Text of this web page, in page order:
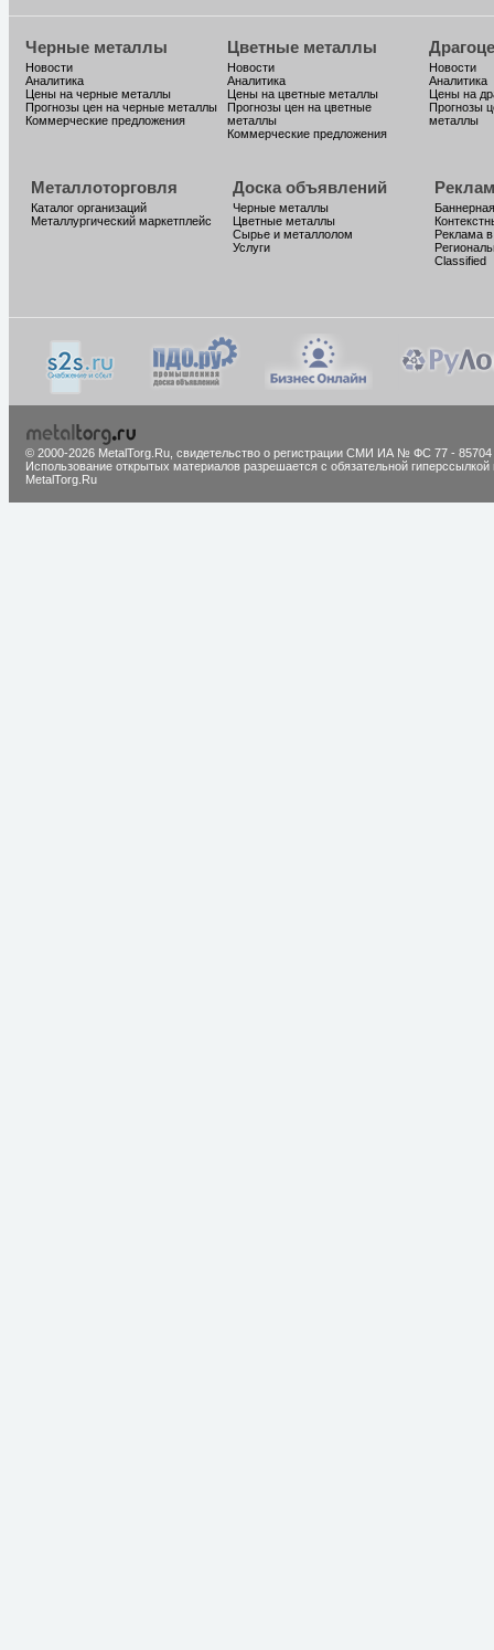
Черные металлы
Новости
Аналитика
Цены на черные металлы
Прогнозы цен на черные металлы
Коммерческие предложения
Цветные металлы
Новости
Аналитика
Цены на цветные металлы
Прогнозы цен на цветные
металлы
Коммерческие предложения
Новости
Аналитика
Цены на
Прогнозы
металлы
Металлоторговля
Каталог организаций
Металлургический маркетплейс
Доска объявлений
Черные металлы
Цветные металлы
Сырье и металлолом
Услуги
Реклама
Classified
© 2000-2026 MetalTorg.Ru, cвидетельство о регистрации СМИ ИА № ФС 77 - 85704
Использование открытых материалов разрешается с обязательной гиперссылкой
MetalTorg.Ru